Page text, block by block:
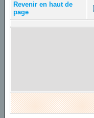
Revenir en haut de
page